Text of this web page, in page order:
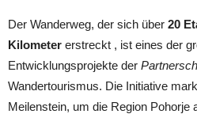
Der Wanderweg, der sich über 20
Kilometer erstreckt , ist eines der
Entwicklungsprojekte der
Wandertourismus. Die Initiative
Meilenstein, um die Region Pohorje